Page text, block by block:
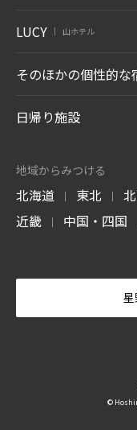
LUCY 山ホテル
そのほかの個性的な
日帰り施設
地域からみつける
北海道 | 東北 |
近畿 | 中国・四国
©